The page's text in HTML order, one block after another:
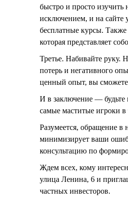
быстро и просто
исключением, и на сайте
бесплатные курсы. Также
которая представляет
Третье. Набивайте руку.
потерь и негативного
ценный опыт, вы сможете
И в заключение —
самые маститые игроки
Разумеется, обращение
минимизирует ваши
консультацию по
Ждем всех, кому
улица Ленина, 6 и
частных инвесторов.